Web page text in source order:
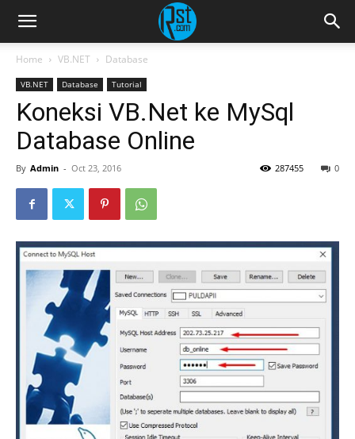
Home VB.NET Database
VB.NET Database Tutorial
Koneksi VB.Net ke MySql
Database Online
By Admin - Oct 23, 2016 0
287455